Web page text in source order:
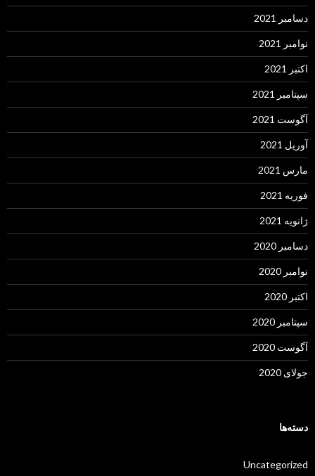
دسامبر 2021
نوامبر 2021
اکتبر 2021
سپتامبر 2021
آگوست 2021
آوریل 2021
مارس 2021
فوریه 2021
ژانویه 2021
دسامبر 2020
نوامبر 2020
اکتبر 2020
سپتامبر 2020
آگوست 2020
جولای 2020
دسته‌ها
Uncategorized